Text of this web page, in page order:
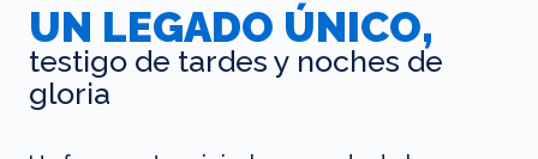
UN LEGADO ÚNICO,
testigo de tardes y noches de
gloria